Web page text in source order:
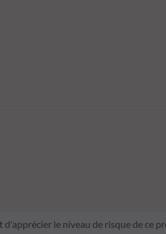
le niveau de risque de